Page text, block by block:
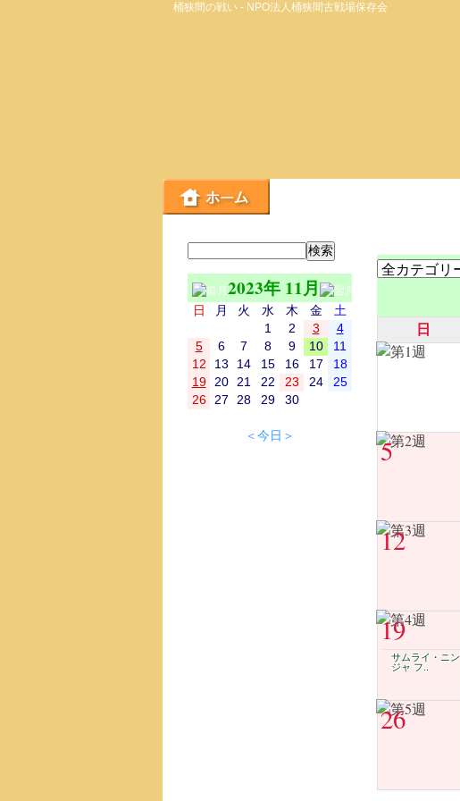
桶狭間の戦い - NPO法人桶狭間古戦場保存会
2023年 11月
日 月 火 水 木 金
土
1
2 3
4
5
6 7 8 9 10
11
12
13 14 15 16 17
18
19
20 21 22 23 24
25
26
27 28 29 30
＜今日＞
日
5
12
19
サムライ・ニン
ジャ フ..
26